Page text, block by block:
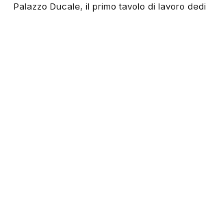
Palazzo Ducale, il primo tavolo di lavoro